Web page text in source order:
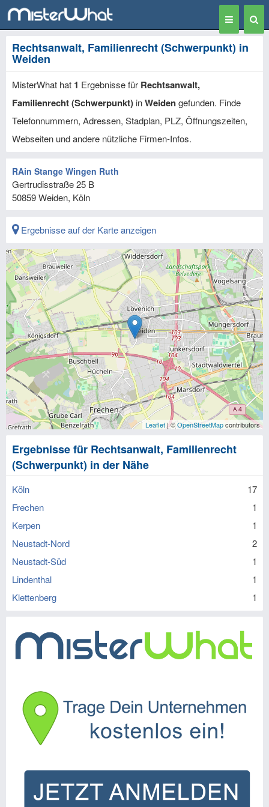
Toggle
navigation
Rechtsanwalt, Familienrecht (Schwerpunkt) in
Weiden
MisterWhat hat 1 Ergebnisse für Rechtsanwalt,
Familienrecht (Schwerpunkt) inWeidengefunden. Finde
Telefonnummern, Adressen, Stadplan, PLZ, Öffnungszeiten,
Webseiten und andere nützliche Firmen-Infos.
RAin Stange Wingen Ruth
Gertrudisstraße 25 B
50859Weiden, Köln
Ergebnisse auf der Karte anzeigen
Leaflet| ©OpenStreetMapcontributors
Ergebnisse für Rechtsanwalt, Familienrecht
(Schwerpunkt) in der Nähe
Köln
17
Frechen
1
Kerpen
1
Neustadt-Nord
2
Neustadt-Süd
1
Lindenthal
1
Klettenberg
1